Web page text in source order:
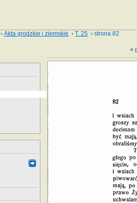
›Akta grodzkie i ziemskie ›T. 25 › strona 82
«